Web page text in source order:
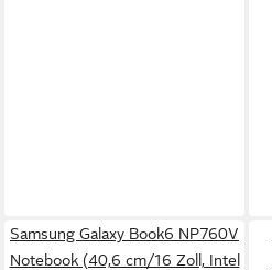
Samsung Galaxy Book6 NP760V
Notebook (40,6 cm/16 Zoll, Intel